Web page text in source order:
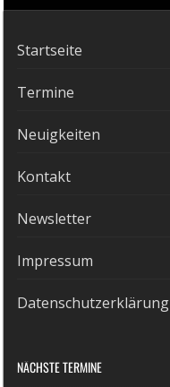
Startseite
Termine
Neuigkeiten
Kontakt
Newsletter
Impressum
Datenschutzerklärung
NÄCHSTE TERMINE